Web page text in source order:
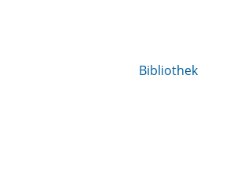
Bibliothek